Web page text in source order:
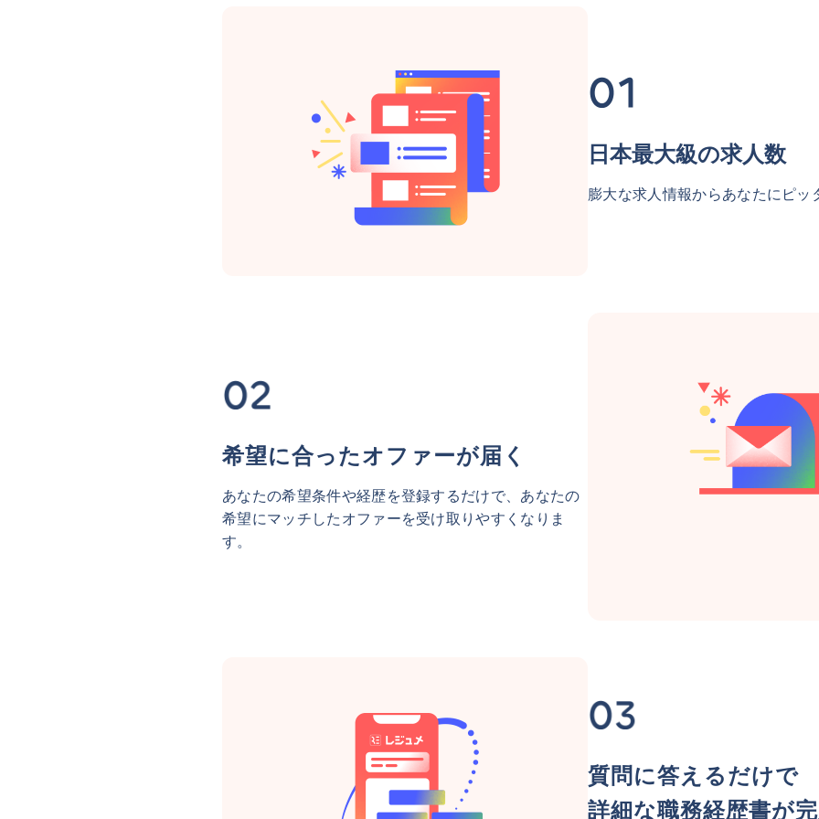
日本最大級の求人数
膨大な求人情報からあなたにピッ
希望に合ったオファーが届く
あなたの希望条件や経歴を登録するだけで、あなたの
希望にマッチしたオファーを受け取りやすくなりま
す。
質問に答えるだけで
詳細な職務経歴書が